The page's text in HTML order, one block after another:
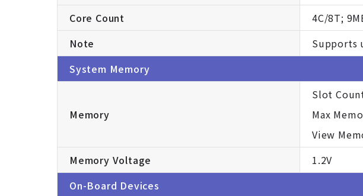
Core Count
4C/8T;
Note
Supports
System Memory
Memory
Slot
Max
View
Memory Voltage
1.2V
On-Board Devices